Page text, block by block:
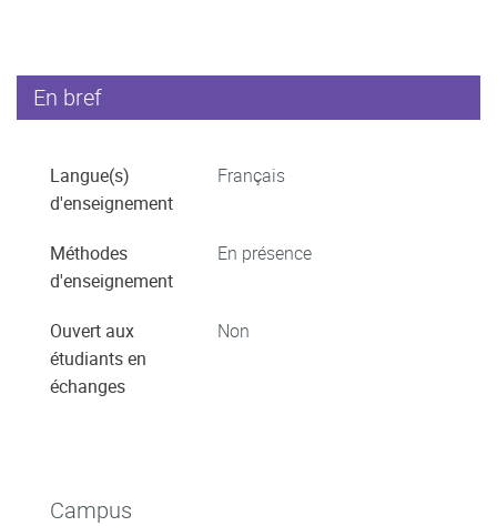
En bref
Langue(s)
d'enseignement
Français
Méthodes
d'enseignement
En présence
Ouvert aux
étudiants en
échanges
Non
Campus